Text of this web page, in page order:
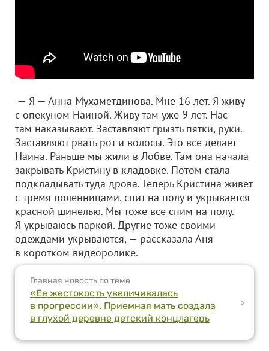
— Я — Анна Мухаметдинова. Мне 16 лет. Я живу
с опекуном Наиной. Живу там уже 9 лет. Нас
там наказывают. Заставляют грызть пятки, руки.
Заставляют рвать рот и волосы. Это все делает
Наина. Раньше мы жили в Лобве. Там она начала
закрывать Кристину в кладовке. Потом стала
подкладывать туда дрова. Теперь Кристина живет
с тремя поленницами, спит на полу и укрывается
красной шинелью. Мы тоже все спим на полу.
Я укрываюсь паркой. Другие тоже своими
одеждами укрываются, — рассказала Аня
в коротком видеоролике.
Главная новость по теме
«Ее жестокость увеличивалась
в прогрессии». Приемная мать создала
в глухой деревне детский концлагерь
>